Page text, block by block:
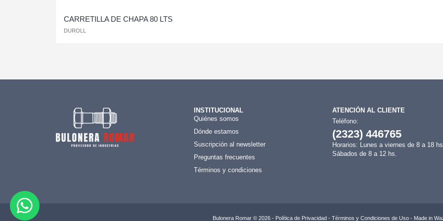
CARRETILLA DE CHAPA 80 LTS
DUROLL
INSTITUCIONAL
Quiénes somos
Dónde estamos
Suscripción al newsletter
Preguntas frecuentes
Términos y condiciones
ATENCIÓN AL CLIENTE
Teléfono:
(2323) 446765
Horarios: Lunes a viernes de 8 a 18
Sábados de 8 a 12 hs.
Bulonera Romar © 2026 - Política de Privacidad - Términos y Condiciones de Uso - Made in